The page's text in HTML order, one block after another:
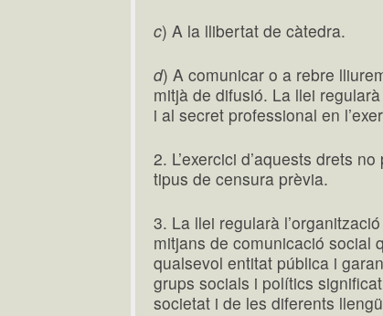
c) A la llibertat de càtedra.
d) A comunicar o a rebre
mitjà de difusió. La llei
i al secret professional en
2. L’exercici d’aquests drets
tipus de censura prèvia.
3. La llei regularà
mitjans de comunicació social
qualsevol entitat pública i
grups socials i polítics
societat i de les diferents